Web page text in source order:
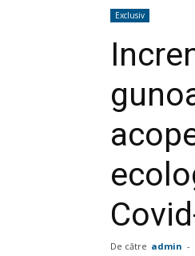
Exclusiv
De către admin -